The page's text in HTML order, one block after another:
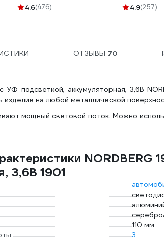
4.6(476)
4.9(257)
ОТЗЫВЫ 70
УФ подсветкой, аккумуляторная, 3,6В
изделие на любой металлической
мощный световой поток. Можно
NORDBERG
3,6В 1901
110 мм
3